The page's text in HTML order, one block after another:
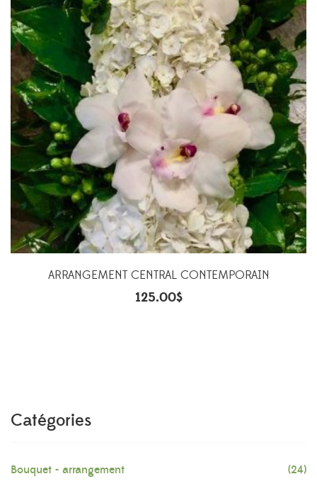
ARRANGEMENT CENTRAL CONTEMPORAIN
125.00$
Catégories
Bouquet - arrangement (24)